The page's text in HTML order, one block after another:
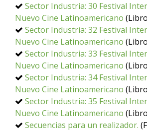
Sector Industria: 30 Festival
Nuevo Cine Latinoamericano
Sector Industria: 32 Festival
Nuevo Cine Latinoamericano
Sector Industria: 33 Festival
Nuevo Cine Latinoamericano
Sector Industria: 34 Festival
Nuevo Cine Latinoamericano
Sector Industria: 35 Festival
Nuevo Cine Latinoamericano
Secuencias para un realizador.